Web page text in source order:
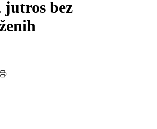
osobe pozitivne na
bez